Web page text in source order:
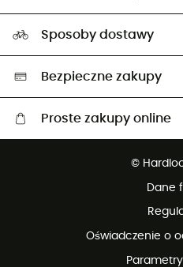
Neutralność węglowa
Wybrane produkty eko
Sposoby dostawy
Bezpieczne zakupy
Proste zakupy online
©
Dane
Oświadczenie o